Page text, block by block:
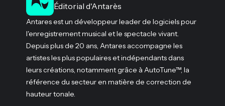
Éditorial d'Antarès
Antares est un développeur leader de logiciels pour
l'enregistrement musical et le spectacle vivant.
Depuis plus de 20 ans, Antares accompagne les
artistes les plus populaires et indépendants dans
leurs créations, notamment grâce à AutoTune™, la
référence du secteur en matière de correction de
hauteur tonale.